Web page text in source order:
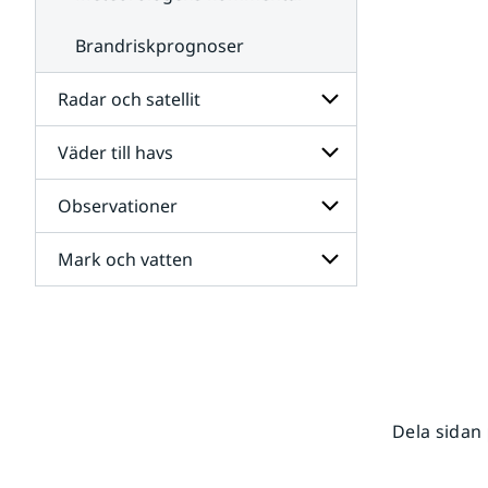
Brandriskprognoser
Radar och satellit
Undersidor
för
Radar
och
satellit
Väder till havs
Undersidor
för
Väder
till
havs
Observationer
Undersidor
för
Mark och vatten
Dela sidan